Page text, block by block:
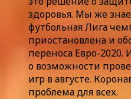
здоровья. Мы же
футбольная Лига
приостановлена и
переноса Евро-
о возможности
игр в августе.
проблема для всех.